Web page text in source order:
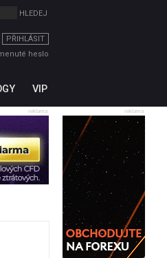
PŘIHLÁSIT
heslo
VIP
reklama
reklama